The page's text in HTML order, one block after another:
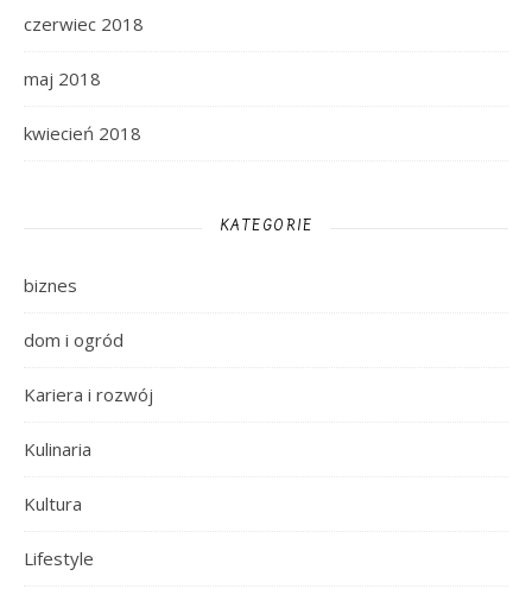
czerwiec 2018
maj 2018
kwiecień 2018
KATEGORIE
biznes
dom i ogród
Kariera i rozwój
Kulinaria
Kultura
Lifestyle